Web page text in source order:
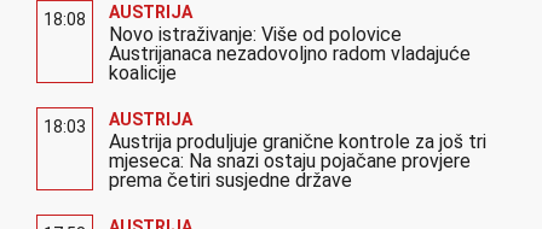
18:08 AUSTRIJA
Novo istraživanje: Više od polovice
Austrijanaca nezadovoljno radom vladajuće
koalicije
18:03 AUSTRIJA
Austrija produljuje granične kontrole za još tri
mjeseca: Na snazi ostaju pojačane provjere
prema četiri susjedne države